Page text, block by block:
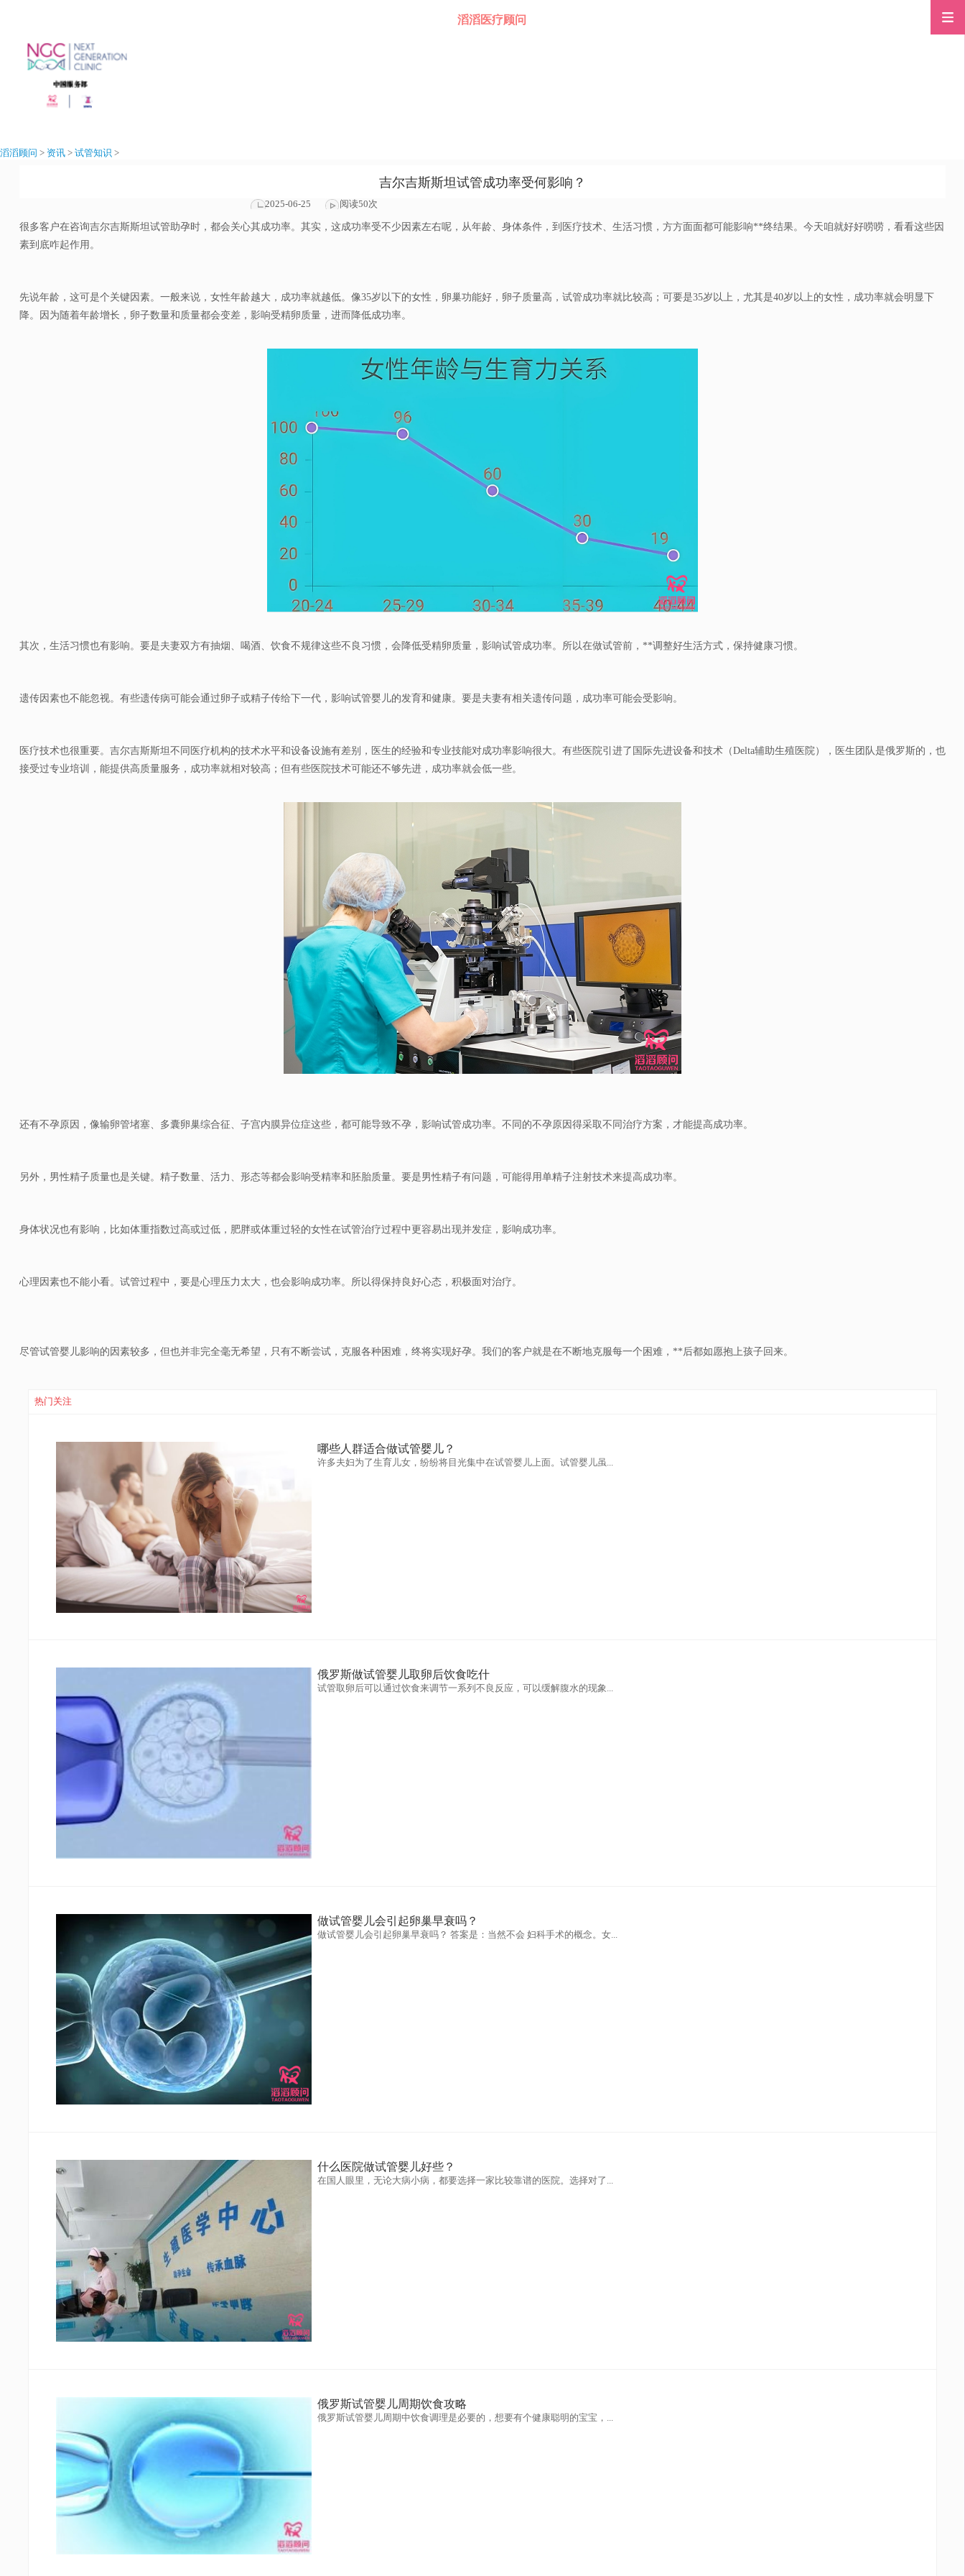
滔滔医疗顾问
滔滔顾问 > 资讯 > 试管知识 >
吉尔吉斯斯坦试管成功率受何影响？
2025-06-25 阅读50次
很多客户在咨询吉尔吉斯斯坦试管助孕时，都会关心其成功率。 其实，这成功率受不少因素左右呢，从年龄、身体条件，到医疗技术、生活习惯，方方面面都可能影响**终结果。今天咱就好好唠唠，看看这些因
素到底咋起作用。
先说年龄，这可是个关键因素。一般来说，女性年龄越大，成功率就越低。像35岁以下的女性，卵巢功能好，卵子质量高，试管成功率就比较高；可要是35岁以上，尤其是40岁以上的女性，成功率就会明显下
降。因为随着年龄增长，卵子数量和质量都会变差，影响受精卵质量，进而降低成功率。
其次，生活习惯也有影响。 要是夫妻双方有抽烟、喝酒、饮食不规律这些不良习惯，会降低受精卵质量，影响试管成功率。所以在做试管前，**调整好生活方式，保持健康习惯。
遗传因素也不能忽视。有些遗传病可能会通过卵子或精子传给下一代，影响试管婴儿的发育和健康。要是夫妻有相关遗传问题，成功率可能会受影响。
医疗技术也很重要。吉尔吉斯斯坦不同医疗机构的技术水平和设备设施有差别，医生的经验和专业技能对成功率影响很大。有些医院引进了国际先进设备和技术（Delta辅助生殖医院），医生团队是俄罗斯的，也
接受过专业培训，能提供高质量服务，成功率就相对较高；但有些医院技术可能还不够先进，成功率就会低一些。
还有不孕原因，像输卵管堵塞、多囊卵巢综合征、子宫内膜异位症这些，都可能导致不孕，影响试管成功率。不同的不孕原因得采取不同治疗方案，才能提高成功率。
另外，男性精子质量也是关键。精子数量、活力、形态等都会影响受精率和胚胎质量。要是男性精子有问题，可能得用单精子注射技术来提高成功率。
身体状况也有影响，比如体重指数过高或过低，肥胖或体重过轻的女性在试管治疗过程中更容易出现并发症，影响成功率。
心理因素也不能小看。试管过程中，要是心理压力太大，也会影响成功率。所以得保持良好心态，积极面对治疗。
尽管试管婴儿影响的因素较多，但也并非完全毫无希望，只有不断尝试，克服各种困难，终将实现好孕。我们的客户就是在不断地克服每一个困难，**后都如愿抱上孩子回来。
热门关注
哪些人群适合做试管婴儿？
许多夫妇为了生育儿女，纷纷将目光集中在试管婴儿上面。试管婴儿虽...
俄罗斯做试管婴儿取卵后饮食吃什
试管取卵后可以通过饮食来调节一系列不良反应，可以缓解腹水的现象...
做试管婴儿会引起卵巢早衰吗？
做试管婴儿会引起卵巢早衰吗？ 答案是：当然不会 妇科手术的概念。女...
什么医院做试管婴儿好些？
在国人眼里，无论大病小病，都要选择一家比较靠谱的医院。选择对了...
俄罗斯试管婴儿周期饮食攻略
俄罗斯试管婴儿周期中饮食调理是必要的，想要有个健康聪明的宝宝，...